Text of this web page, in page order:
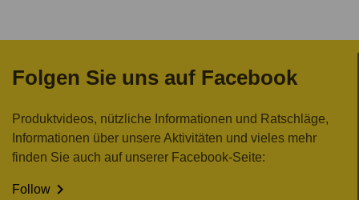
Folgen Sie uns auf Facebook
Produktvideos, nützliche Informationen und Ratschläge,
Informationen über unsere Aktivitäten und vieles mehr
finden Sie auch auf unserer Facebook-Seite:
Follow 